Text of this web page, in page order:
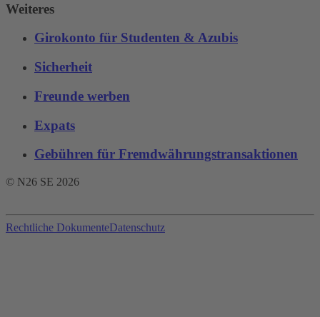
Weiteres
Girokonto für Studenten & Azubis
Sicherheit
Freunde werben
Expats
Gebühren für Fremdwährungstransaktionen‌
© N26 SE 2026
Rechtliche DokumenteDatenschutz